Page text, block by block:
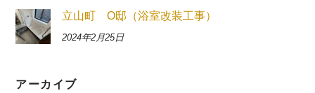
立山町 O邸（浴室改装工事）
2024年2月25日
アーカイブ